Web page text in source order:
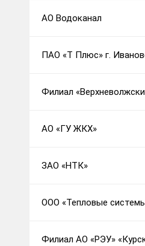
АО Водоканал
ПАО «Т Плюс» г.
Филиал
АО «ГУ ЖКХ»
ЗАО «НТК»
ООО «Тепловые
Филиал АО «РЭУ»